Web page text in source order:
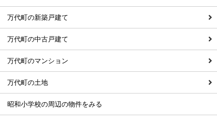
万代町の新築戸建て
万代町の中古戸建て
万代町のマンション
万代町の土地
昭和小学校の周辺の物件をみる